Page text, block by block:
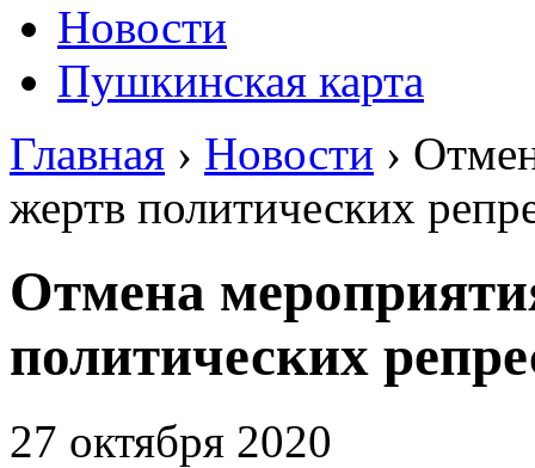
Новости
Пушкинская карта
Главная › Новости ›
жертв политических
Отмена
политических
27 октября 2020